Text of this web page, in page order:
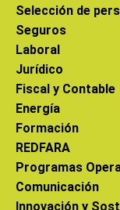
Selección de
Seguros
Laboral
Jurídico
Fiscal y Contable
Energía
Formación
REDFARA
Programas
Comunicación
Innovación y